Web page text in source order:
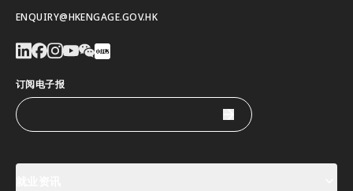
ENQUIRY@HKENGAGE.GOV.HK
订阅电子报